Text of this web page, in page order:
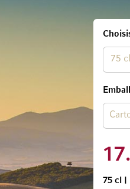
75 cl
75 cl